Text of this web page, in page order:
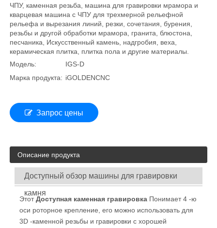
ЧПУ, каменная резьба, машина для гравировки мрамора и
кварцевая машина с ЧПУ для трехмерной рельефной
рельефа и вырезания линий, резки, сочетания, бурения,
резьбы и другой обработки мрамора, гранита, блюстона,
песчаника, Искусственный камень, надгробия, веха,
керамическая плитка, плитка пола и другие материалы.
Модель:
IGS-D
Марка продукта: iGOLDENCNC
Запрос цены
Описание продукта
Доступный обзор машины для гравировки
камня
ЭтотДоступная каменная гравировка Понимает 4 -ю
оси роторное крепление, его можно использовать для
3D -каменной резьбы и гравировки с хорошей